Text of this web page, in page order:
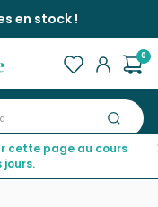
en stock !
0
>Christmas in the Forest
cette page au cours
jours.